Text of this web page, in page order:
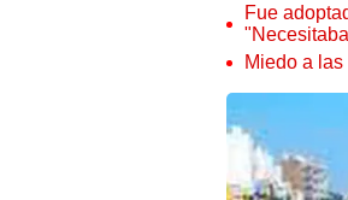
Fue
Miedo a